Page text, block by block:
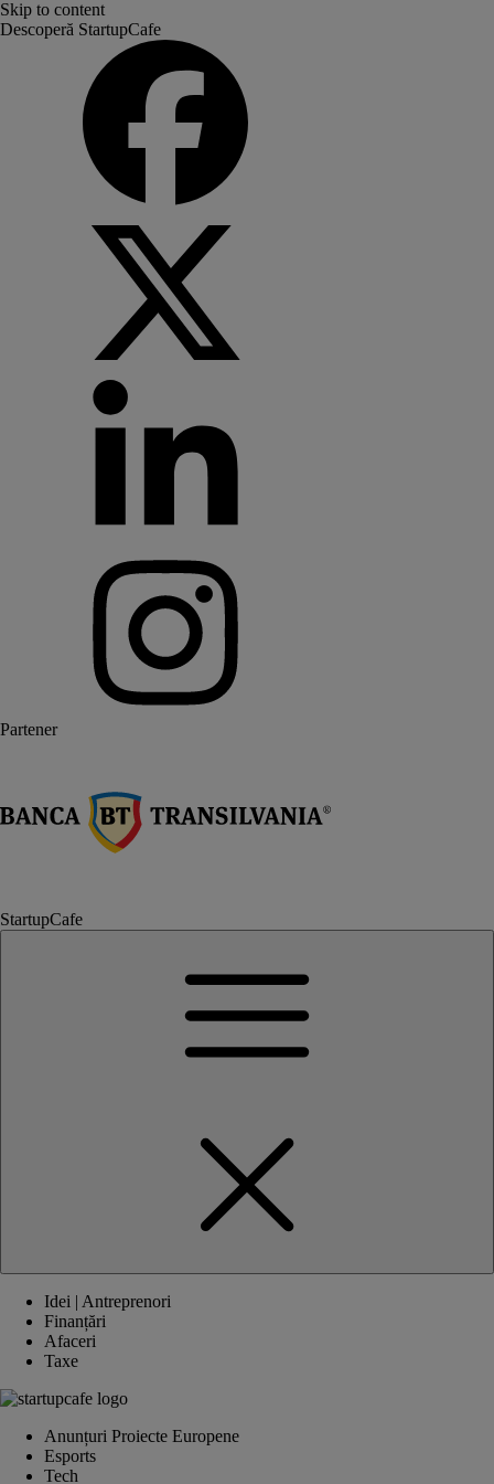
Skip to content
Descoperă StartupCafe
Partener
StartupCafe
Idei | Antreprenori
Finanțări
Afaceri
Taxe
Anunțuri Proiecte Europene
Esports
Tech